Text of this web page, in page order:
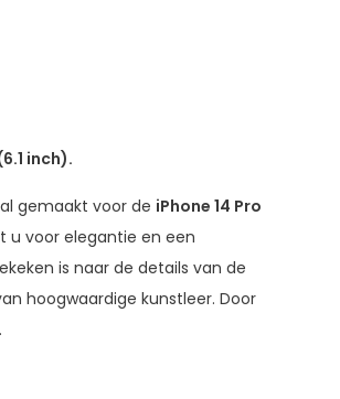
inch).
gemaakt voor de iPhone 14 Pro
u voor elegantie en een
is naar de details van de
hoogwaardige kunstleer. Door